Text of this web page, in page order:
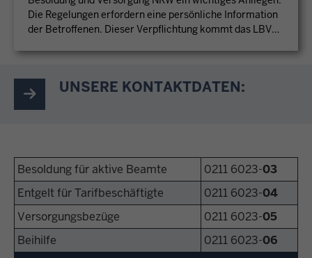
Die Regelungen erfordern eine persönliche Information
der Betroffenen. Dieser Verpflichtung kommt das LBV
dezidierten Informationen zur Erhebung und
auf unserer Internetseite für Sie dargestellt. Auf
Anforderung senden wir Ihnen die Informationen gerne
UNSERE KONTAKTDATEN:
Besoldung für aktive Beamte 0211 6023-03
Entgelt für Tarifbeschäftigte
0211 6023-04
Versorgungsbezüge
0211 6023-05
Beihilfe
0211 6023-06